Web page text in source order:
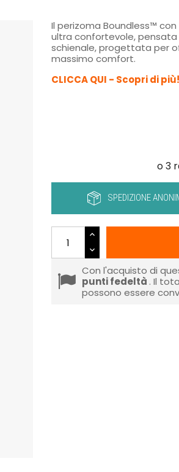
Il perizoma Boundless™
ultra confortevole,
schienale, progettata per
massimo comfort.
CLICCA QUI - Scopri di più!
SPEDIZIONE
Con l'acquisto di
punti fedeltà . Il
possono essere